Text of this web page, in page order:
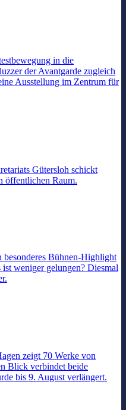
in die
der Avantgarde zugleich
Ausstellung im Zentrum für
Gütersloh schickt
öffentlichen Raum.
Bühnen-Highlight
weniger gelungen? Diesmal
zeigt 70 Werke von
Blick verbindet beide
bis 9. August verlängert.